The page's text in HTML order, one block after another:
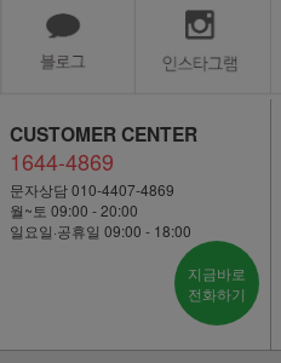
CUSTOMER CENTER
1644-4869
문자상담 010-4407-4869
월~토 09:00 - 20:00
일요일·공휴일 09:00 - 18:00
지금바로
전화하기